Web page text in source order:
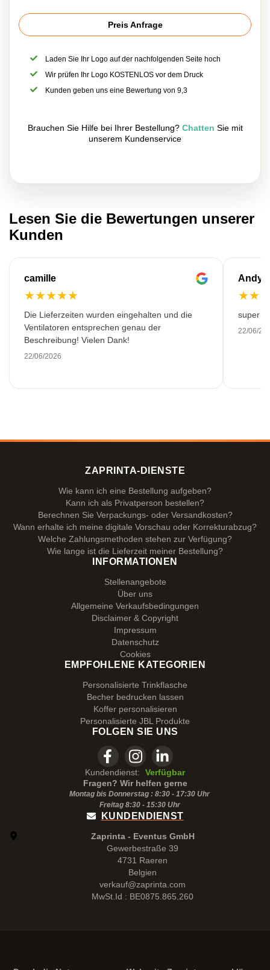
Preis Anfrage
Laden Sie Ihr Logo auf der nachfolgenden Seite hoch
Wir prüfen Ihr Logo KOSTENLOS vor dem Druck
Kunden geben uns eine Bewertung von 9,3
Brauchen Sie Hilfe bei Ihrer Bestellung? Chatten Sie mit
unserem Kundenservice
Lesen Sie die Bewertungen unserer
Kunden
camille
★★★★★
Die Lieferzeiten wurden eingehalten und die
Ventilatoren entsprechen genau der
Beschreibung! Vielen Dank!
22/06/2026
Andy
★★
super
22/06/
ZAPRINTA-DIENSTE
Wie kann ich eine Bestellung aufgeben?
Kann ich als Privatperson bestellen?
Berechnen Sie Verpackungs- oder Versandkosten?
Wann erhalte ich meine digitale Vorschau oder Korrekturabzug?
Welche Zahlungsmethoden stehen zur Verfügung?
Wie lange ist die Lieferzeit meiner Bestellung?
INFORMATIONEN
Stellenangebote
Über uns
Allgemeine Verkaufsbedingungen
Disclaimer & Copyright
Impressum
Datenschutz
Cookies
EMPFOHLENE KATEGORIEN
Personalisierte Trinkflasche
Becher bedrucken lassen
Koffer personalisieren
Personalisierte JBL Produkte
FOLGEN SIE UNS
Kundendienst:
Verfügbar
Fragen? Wir helfen gerne
Montag bis Donnerstag : 8:30 - 17:30 Uhr
Freitag 8:30 - 15:30Uhr
KUNDENDIENST
Zaprinta - Eventus GmbH
Gewerbestraße 39
4731 Raeren
Belgien
verkauf@zaprinta.com
MwSt.Id : BE0875.865.260